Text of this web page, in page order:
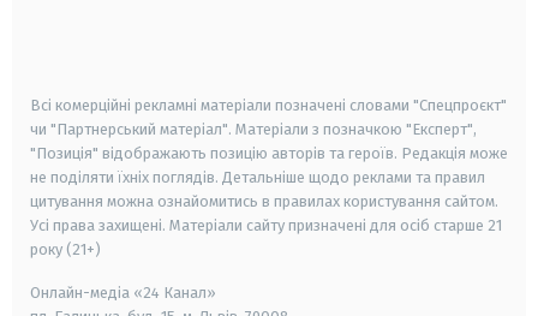
Всі комерційні рекламні матеріали позначені словами "Спецпроєкт"
чи "Партнерський матеріал". Матеріали з позначкою "Експерт",
"Позиція" відображають позицію авторів та героїв. Редакція може
не поділяти їхніх поглядів. Детальніше щодо реклами та правил
цитування можна ознайомитись в правилах користування сайтом.
Усі права захищені. Матеріали сайту призначені для осіб старше 21
року (21+)
Онлайн-медіа «24 Канал»